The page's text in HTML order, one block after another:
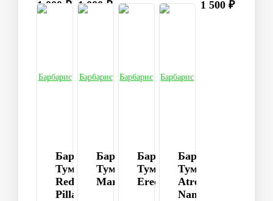
1 000 ₽ 1 000 ₽ 1 500 ₽
Барбарис
Тумберга
Red
Pillar
Барбарис
Тумберга
Maria
Барбарис
Тумберга
Erecta
Барбарис
Тумберга
Atropurpurea
Nana